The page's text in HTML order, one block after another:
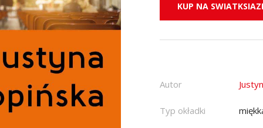
KUP NA
Autor
Typ okładki